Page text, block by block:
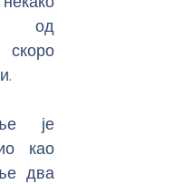
од
је
као
два